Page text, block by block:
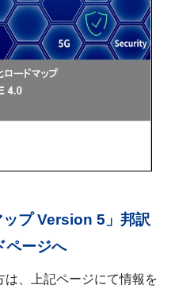
ップ Version 5」邦訳
ージへ
、上記ページにて情報を